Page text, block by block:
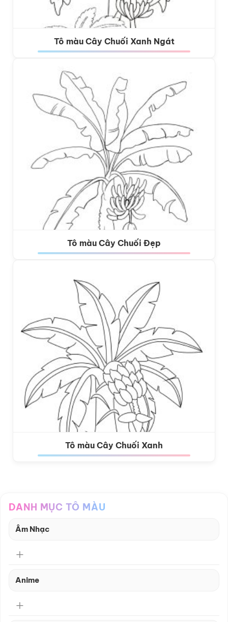
Tô màu Cây Chuối Xanh Ngát
Tô màu Cây Chuối Đẹp
Tô màu Cây Chuối Xanh
DANH MỤC TÔ MÀU
Âm Nhạc
Anime